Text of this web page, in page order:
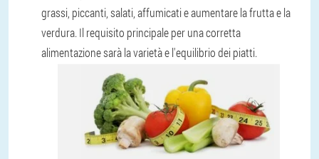
grassi, piccanti, salati, affumicati e aumentare la frutta e la
verdura. Il requisito principale per una corretta
alimentazione sarà la varietà e l'equilibrio dei piatti.